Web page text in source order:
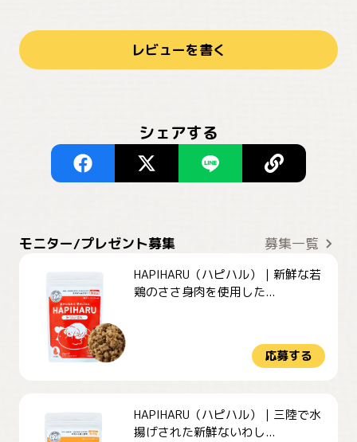
レビューを書く
シェアする
モニター/プレゼント募集 募集一覧
HAPIHARU（ハピハル）｜新鮮な若
鶏のささ身肉を使用した...
応募する
HAPIHARU（ハピハル）｜三陸で水
揚げされた新鮮ないわし...